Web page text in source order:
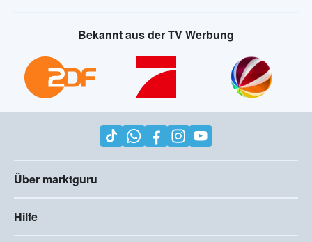
Bekannt aus der TV Werbung
Über marktguru
Hilfe